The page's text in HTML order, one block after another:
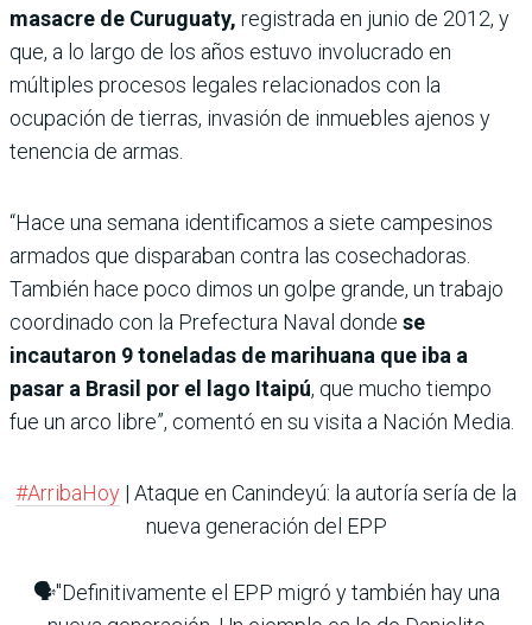
masacre de Curuguaty, registrada en junio de 2012, y
que, a lo largo de los años estuvo involucrado en
múltiples procesos legales relacionados con la
ocupación de tierras, invasión de inmuebles ajenos y
tenencia de armas.
“Hace una semana identificamos a siete campesinos
armados que disparaban contra las cosechadoras.
También hace poco dimos un golpe grande, un trabajo
coordinado con la Prefectura Naval donde se
incautaron 9 toneladas de marihuana que iba a
pasar a Brasil por el lago Itaipú, que mucho tiempo
fue un arco libre”, comentó en su visita a Nación Media.
#ArribaHoy | Ataque en Canindeyú: la autoría sería de la
nueva generación del EPP
🗣️"Definitivamente el EPP migró y también hay una